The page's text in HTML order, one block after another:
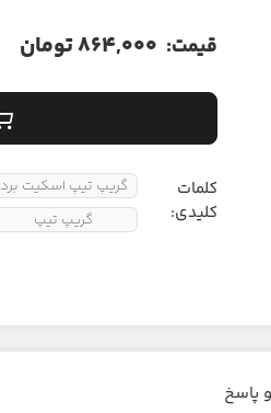
قیمت: 864,000 تومان
کلمات
کلیدی:
گریپ تیپ اسکیت برد
گریپ تیپ
پاسخ